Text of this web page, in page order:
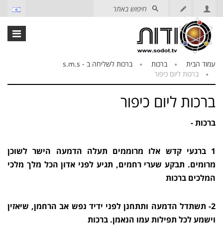
עמוד הבית ברכות
ברכות לשליחה ב - s.m.s
ברכות ליום כיפור
ברכות ליום כיפור
ברכות -
1 ברגעי קדש אלו מרוממים תעלה הדמעה הישר לשוכן
מרומים. תבקע שערי רחמים, תגיע לפני אדון הכל מלך מלכי
המלכים ברכות
2- תשתדל הדמעה ותתחנן לפני ידיד נפש אב הרחמן, שיאזין
וישמע לכל תפילות עמו הנאמן. ברכות